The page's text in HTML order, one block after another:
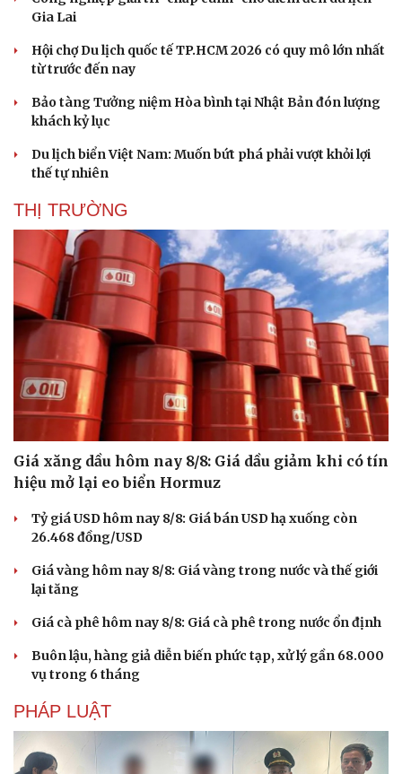
Lịch thi đấu bóng đá
Thế giới thể thao
eSports
Hậu trường
Xe máy
Gia Lai
Hội chợ Du lịch quốc tế TP.HCM 2026 có quy mô lớn nhất
từ trước đến nay
Bảo tàng Tưởng niệm Hòa bình tại Nhật Bản đón lượng
khách kỷ lục
Du lịch biển Việt Nam: Muốn bứt phá phải vượt khỏi lợi
thế tự nhiên
THỊ TRƯỜNG
Giá xăng dầu hôm nay 8/8: Giá dầu giảm khi có tín
hiệu mở lại eo biển Hormuz
Tỷ giá USD hôm nay 8/8: Giá bán USD hạ xuống còn
26.468 đồng/USD
Giá vàng hôm nay 8/8: Giá vàng trong nước và thế giới
lại tăng
Giá cà phê hôm nay 8/8: Giá cà phê trong nước ổn định
Buôn lậu, hàng giả diễn biến phức tạp, xử lý gần 68.000
vụ trong 6 tháng
PHÁP LUẬT